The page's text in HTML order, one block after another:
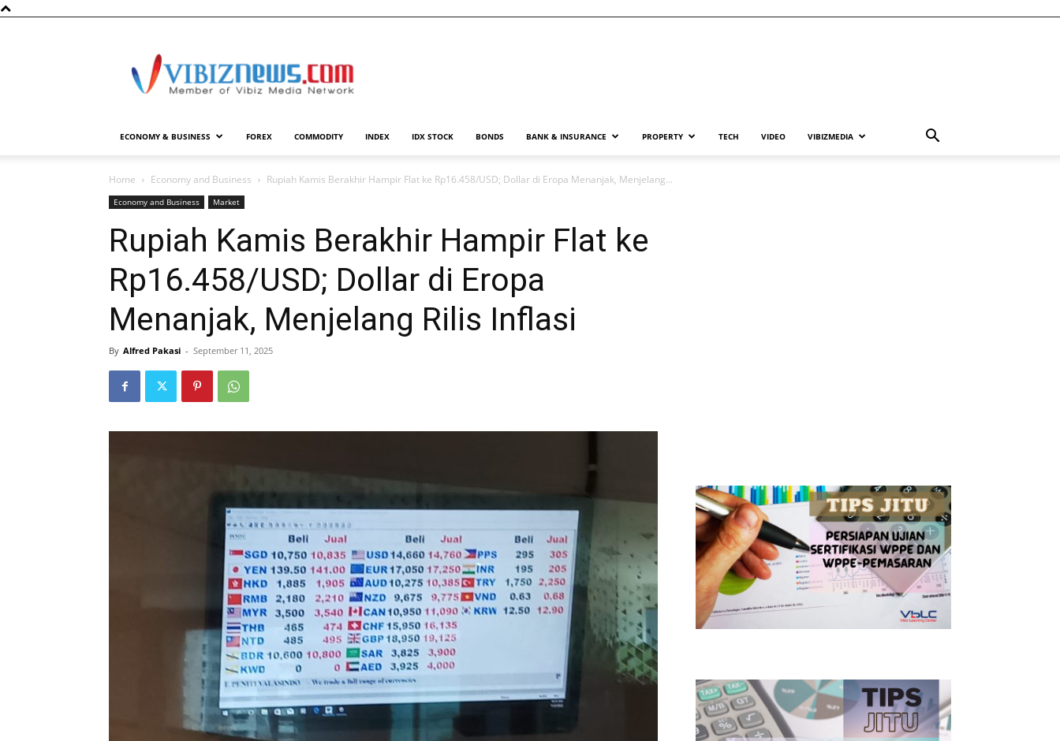
ECONOMY & BUSINESS FOREX COMMODITY INDEX IDX STOCK BONDS BANK & INSURANCE PROPERTY TECH VIDEO VIBIZMEDIA
Home Economy and Business Rupiah Kamis Berakhir Hampir Flat ke Rp16.458/USD; Dollar di Eropa Menanjak, Menjelang...
Economy and Business Market
Rupiah Kamis Berakhir Hampir Flat ke
Rp16.458/USD; Dollar di Eropa
Menanjak, Menjelang Rilis Inflasi
By Alfred Pakasi - September 11, 2025